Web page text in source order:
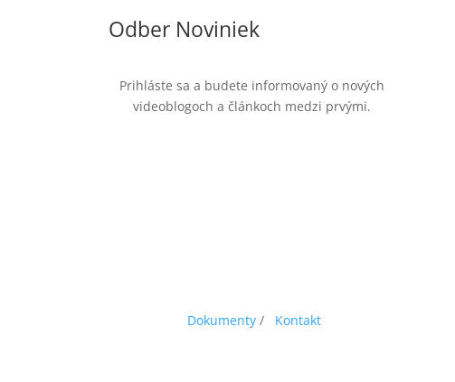
Odber Noviniek
Prihláste sa a budete informovaný o nových
videoblogoch a článkoch medzi prvými.
Dokumenty / Kontakt